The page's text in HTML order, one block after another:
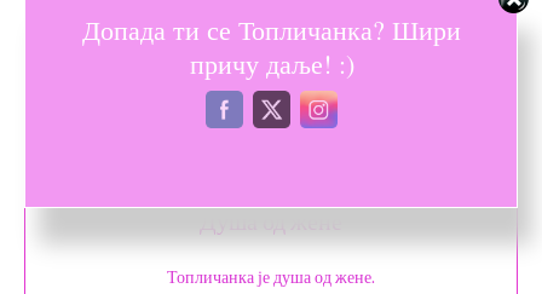
Душа од жене
Топличанка је душа од жене.
Допада ти се Топличанка? Шири
причу даље! :)